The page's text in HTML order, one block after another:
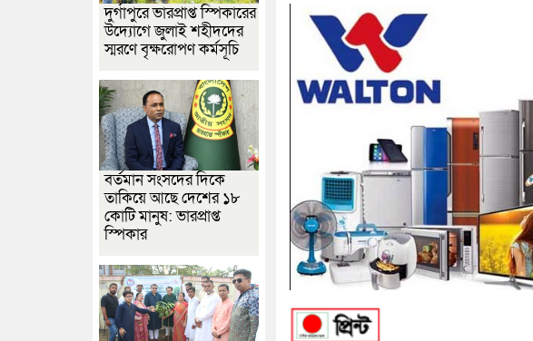
দুর্গাপুরে ভারপ্রাপ্ত স্পিকারের
উদ্যোগে জুলাই শহীদদের
স্মরণে বৃক্ষরোপণ কর্মসূচি
বর্তমান সংসদের দিকে
তাকিয়ে আছে দেশের ১৮
কোটি মানুষ: ভারপ্রাপ্ত
স্পিকার